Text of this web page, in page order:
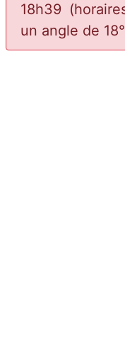
18h39
un angle de